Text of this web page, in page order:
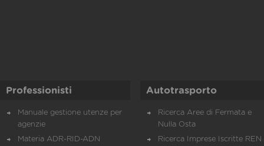
Professionisti
Manuale gestione utenze per
agenzie
Materia ADR-RID-ADN
Autotrasporto
Ricerca Aree di Fermata e
Nulla Osta
Ricerca Imprese Iscritte REN